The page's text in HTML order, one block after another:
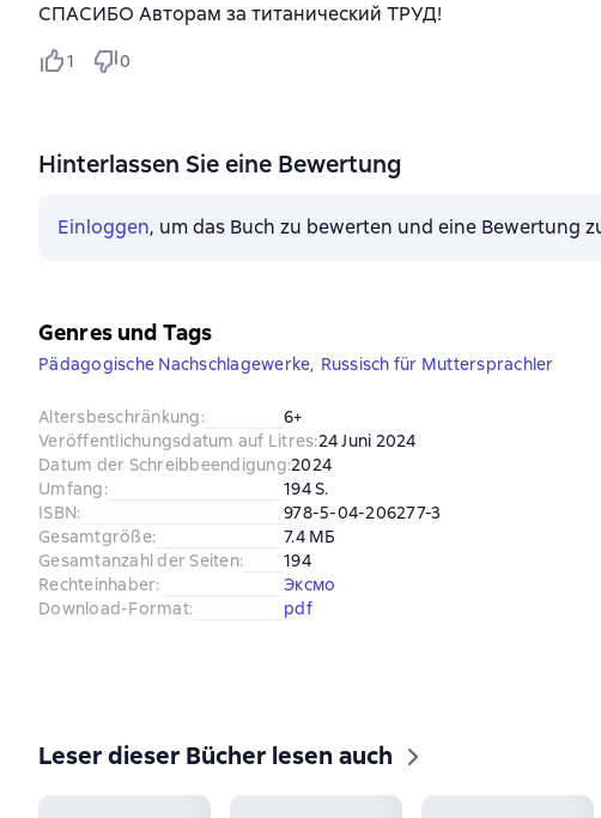
СПАСИБО Авторам за титанический ТРУД!
1 0
Hinterlassen Sie eine Bewertung
Einloggen, um das Buch zu bewerten und eine Bewertung
Genres und Tags
Pädagogische Nachschlagewerke, Russisch für Muttersprachler
Altersbeschränkung:
6+
Veröffentlichungsdatum auf Litres:24 Juni 2024
Datum der Schreibbeendigung:2024
Umfang:
194 S.
ISBN:
978-5-04-206277-3
Gesamtgröße:
7.4 МБ
Gesamtanzahl der Seiten:
194
Rechteinhaber:
Эксмо
Download-Format: pdf
Leser dieser Bücher lesen auch